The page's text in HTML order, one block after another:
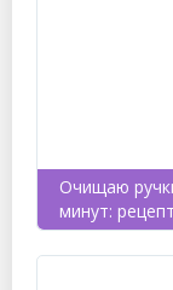
Очищаю
минут: